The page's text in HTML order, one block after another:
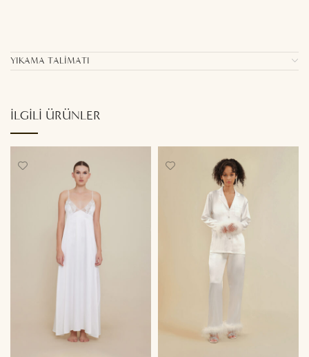
YIKAMA TALIMATI
İLGILI ÜRÜNLER